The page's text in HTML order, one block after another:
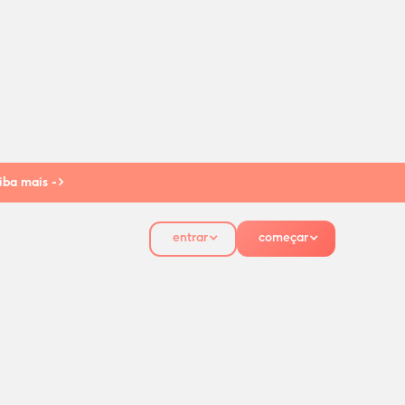
mais ->
entrar começar